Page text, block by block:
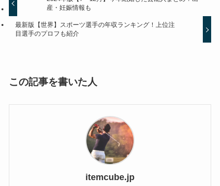
産・妊娠情報も
最新版【世界】スポーツ選手の年収ランキング！上位注
目選手のプロフも紹介
この記事を書いた人
itemcube.jp